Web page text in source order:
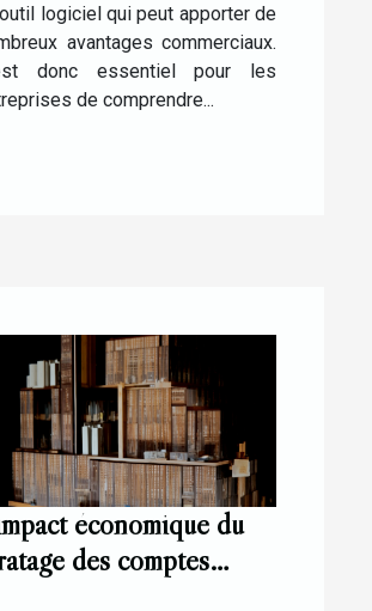
logiciel qui peut apporter de
avantages commerciaux.
donc essentiel pour les
de comprendre...
économique du
des comptes